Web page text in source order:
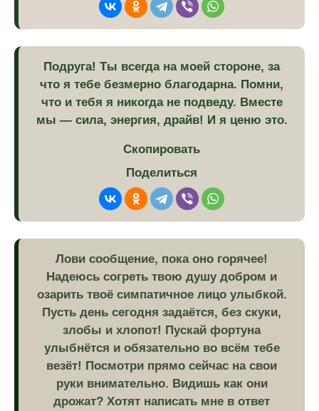
Подруга! Ты всегда на моей стороне, за
что я тебе безмерно благодарна. Помни,
что и тебя я никогда не подведу. Вместе
мы — сила, энергия, драйв! И я ценю это.
Скопировать
Поделиться
Лови сообщение, пока оно горячее!
Надеюсь согреть твою душу добром и
озарить твоё симпатичное лицо улыбкой.
Пусть день сегодня задаётся, без скуки,
злобы и хлопот! Пускай фортуна
улыбнётся и обязательно во всём тебе
везёт! Посмотри прямо сейчас на свои
руки внимательно. Видишь как они
дрожат? Хотят написать мне в ответ